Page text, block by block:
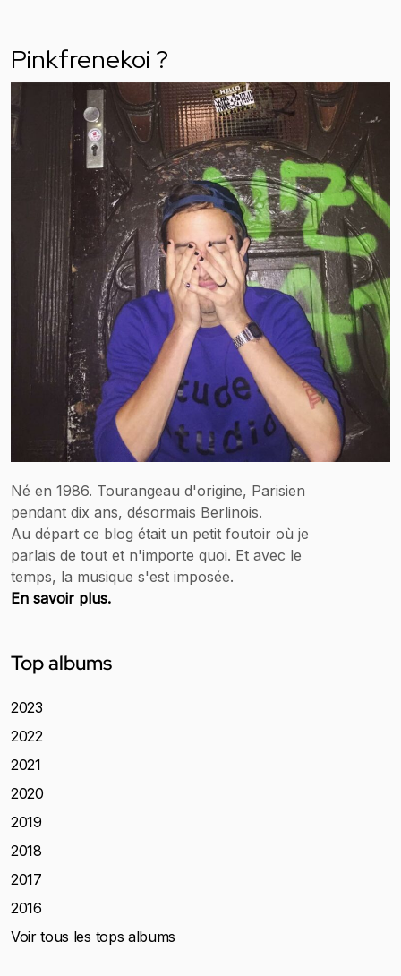
Pinkfrenekoi ?
Né en 1986. Tourangeau d'origine, Parisien
pendant dix ans, désormais Berlinois.
Au départ ce blog était un petit foutoir où je
parlais de tout et n'importe quoi. Et avec le
temps, la musique s'est imposée.
En savoir plus.
Top albums
2023
2022
2021
2020
2019
2018
2017
2016
Voir tous les tops albums